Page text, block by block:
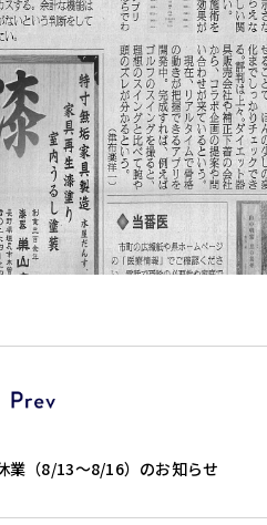
業（8/13～8/16）のお知らせ